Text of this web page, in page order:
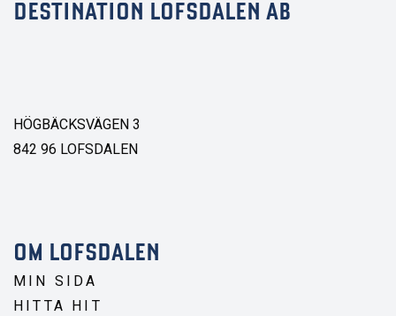
DESTINATION LOFSDALEN AB
HÖGBÄCKSVÄGEN 3
842 96 LOFSDALEN
OM LOFSDALEN
MIN SIDA
HITTA HIT